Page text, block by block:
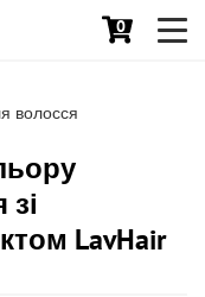
0
волосся
LavHair